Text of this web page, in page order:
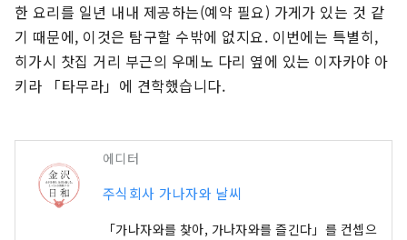
한 요리를 일년 내내 제공하는(예약 필요) 가게가 있는 것 같
기 때문에, 이것은 탐구할 수밖에 없지요. 이번에는 특별히,
히가시 찻집 거리 부근의 우메노 다리 옆에 있는 이자카야 아
키라 「타무라」에 견학했습니다.
에디터
주식회사 가나자와 날씨
「가나자와를 찾아, 가나자와를 즐긴다」를 컨셉으